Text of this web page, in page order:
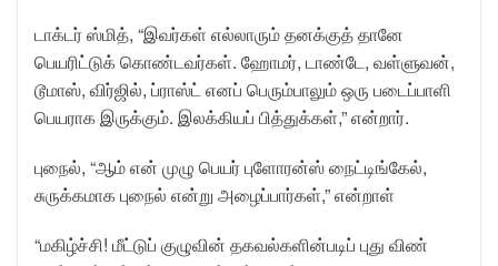
டாக்டர் ஸ்மித், “இவர்கள் எல்லாரும் தனக்குத் தானே
பெயரிட்டுக் கொண்டவர்கள். ஹோமர், டாண்டே, வள்ளுவன்,
டூமாஸ், விர்ஜில், ப்ராஸ்ட் எனப் பெரும்பாலும் ஒரு படைப்பாளி
பெயராக இருக்கும். இலக்கியப் பித்துக்கள்,” என்றார்.
புநைல், “ஆம் என் முழு பெயர் புளோரன்ஸ் நைட்டிங்கேல்,
சுருக்கமாக புநைல் என்று அழைப்பார்கள்,” என்றாள்
“மகிழ்ச்சி! மீட்டுப் குழுவின் தகவல்களின்படிப் புது விண்